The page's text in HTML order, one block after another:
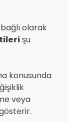
olarak
şu
konusunda
veya